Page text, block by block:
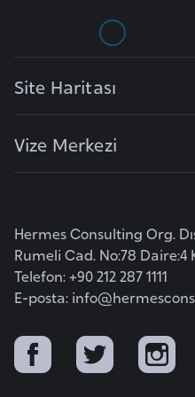
Site Haritası
Vize Merkezi
Hermes Consulting Org.
Rumeli Cad. No:78 Daire:4
Telefon: +90 212 287 1111
E-posta:
e
z
a
y
i
C